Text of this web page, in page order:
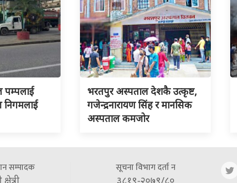
पम्पलाई
भरतपुर अस्पताल देशकै उत्कृष्ट,
गजेन्द्रनारायण सिंह र मानसिक
अस्पताल कमजोर
सम्पादक सूचना विभाग दर्ता न